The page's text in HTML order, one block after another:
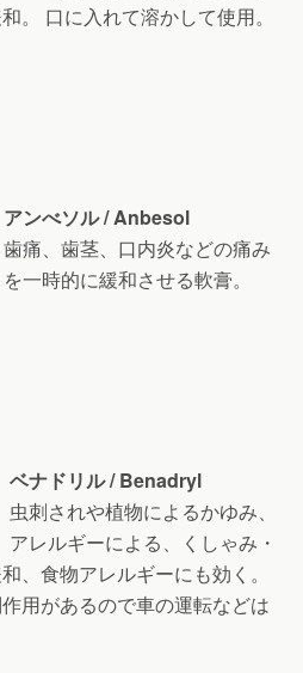
。 口に入れて溶かして使用。
アンべソル / Anbesol
歯痛、歯茎、口内炎などの痛み
を一時的に緩和させる軟膏。
ベナドリル / Benadryl
虫刺されや植物によるかゆみ、
アレルギーによる、くしゃみ・
、食物アレルギーにも効く。
用があるので車の運転などは